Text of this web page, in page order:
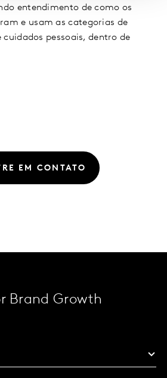
entendimento de como os
e usam as categorias de
pessoais, dentro de
EM CONTATO
Brand Growth